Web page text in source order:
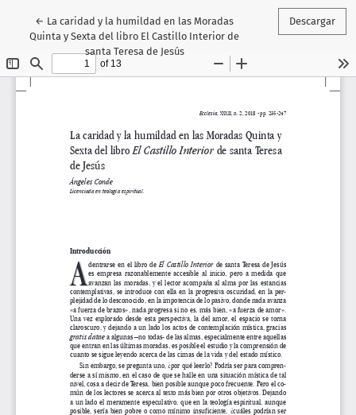
← Volver a los detalles del artículo
La caridad y la humildad en las Moradas
Quinta y Sexta del libro El Castillo Interior de
santa Teresa de Jesús
Descargar